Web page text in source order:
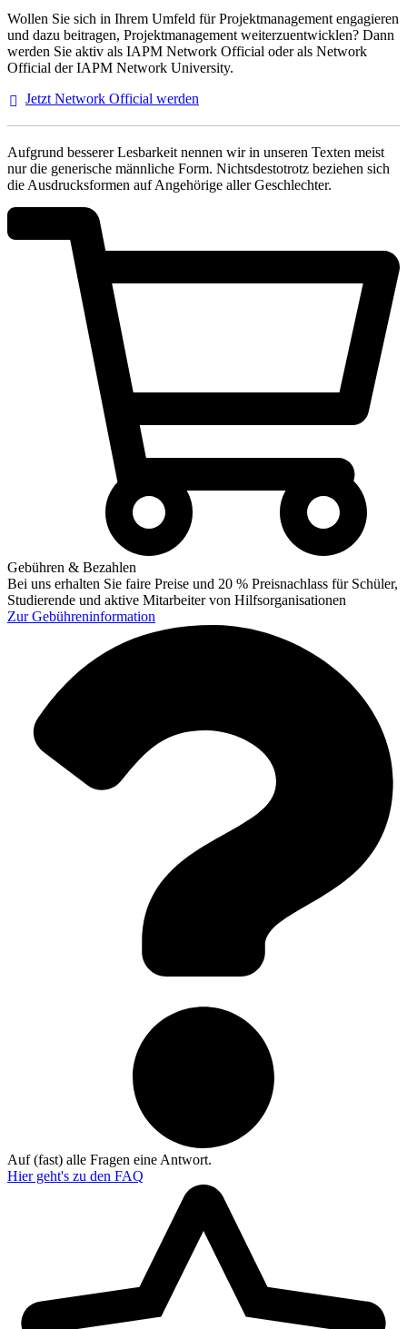
Wollen Sie sich in Ihrem Umfeld für Projektmanagement engagieren
und dazu beitragen, Projektmanagement weiterzuentwicklen? Dann
werden Sie aktiv als IAPM Network Official oder als Network
Official der IAPM Network University.
Jetzt Network Official werden
Aufgrund besserer Lesbarkeit nennen wir in unseren Texten meist
nur die generische männliche Form. Nichtsdestotrotz beziehen sich
die Ausdrucksformen auf Angehörige aller Geschlechter.
Gebühren & Bezahlen
Bei uns erhalten Sie faire Preise und 20 % Preisnachlass für Schüler,
Studierende und aktive Mitarbeiter von Hilfsorganisationen
ZurGebühreninformation
Auf (fast) alle Fragen eine Antwort.
Hier geht's zu den FAQ